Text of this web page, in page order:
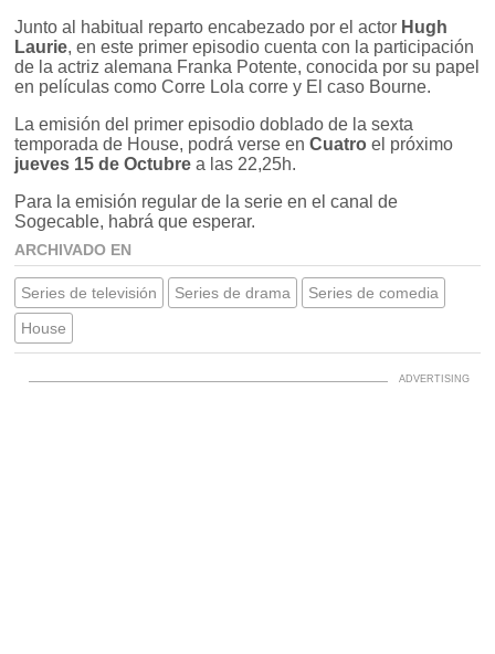
Junto al habitual reparto encabezado por el actor Hugh
Laurie, en este primer episodio cuenta con la participación
de la actriz alemana Franka Potente, conocida por su papel
en películas como Corre Lola corre y El caso Bourne.
La emisión del primer episodio doblado de la sexta
temporada de House, podrá verse enCuatro el próximo
jueves 15 de Octubre a las 22,25h.
Para la emisión regular de la serie en el canal de
Sogecable, habrá que esperar.
ARCHIVADO EN
Series de televisión Series de drama
Series de comedia
House